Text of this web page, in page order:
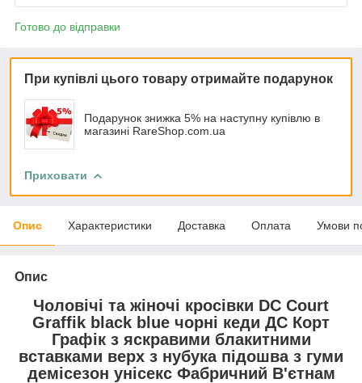
Готово до відправки
При купівлі цього товару отримайте подарунок
Подарунок знижка 5% на наступну купівлю в
магазині RareShop.com.ua
Приховати
Опис Характеристики Доставка Оплата Умови
Опис
Чоловічі та жіночі кросівки DC Court
Graffik black blue чорні кеди ДС Корт
Графік з яскравими блакитними
вставками верх з нубука підошва з гуми
демісезон унісекс Фабричний В'єтнам